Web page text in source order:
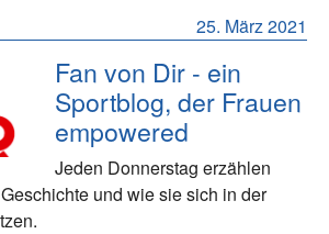
25. März 2021
Fan von Dir - ein
Sportblog, der Frauen
empowered
Jeden Donnerstag erzählen
und wie sie sich in der